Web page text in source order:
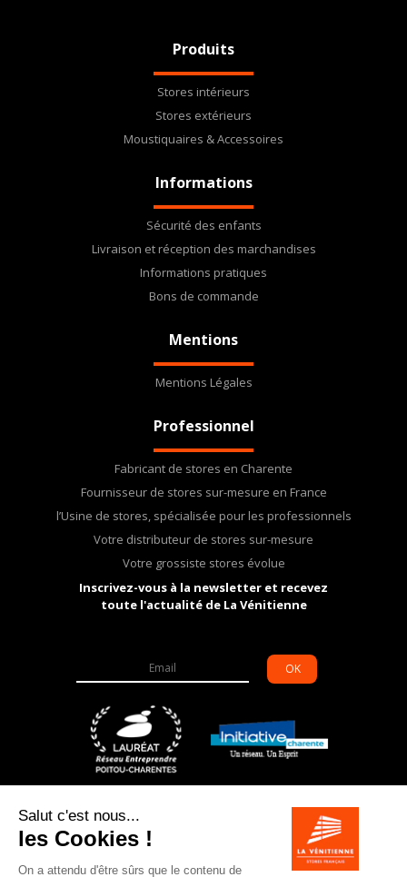
Produits
Stores intérieurs
Stores extérieurs
Moustiquaires & Accessoires
Informations
Sécurité des enfants
Livraison et réception des marchandises
Informations pratiques
Bons de commande
Mentions
Mentions Légales
Professionnel
Fabricant de stores en Charente
Fournisseur de stores sur-mesure en France
l’Usine de stores, spécialisée pour les professionnels
Votre distributeur de stores sur-mesure
Votre grossiste stores évolue
Inscrivez-vous à la newsletter et recevez
toute l'actualité de La Vénitienne
OK